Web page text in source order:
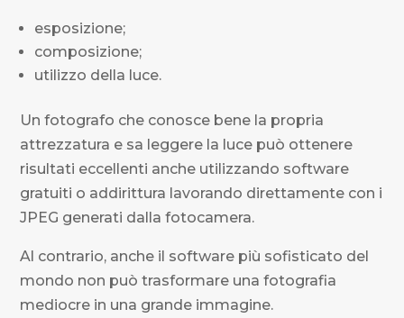
esposizione;
composizione;
utilizzo della luce.
Un fotografo che conosce bene la propria
attrezzatura e sa leggere la luce può ottenere
risultati eccellenti anche utilizzando software
gratuiti o addirittura lavorando direttamente con i
JPEG generati dalla fotocamera.
Al contrario, anche il software più sofisticato del
mondo non può trasformare una fotografia
mediocre in una grande immagine.